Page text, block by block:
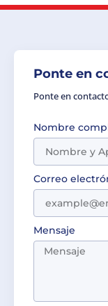
Ponte en
Ponte en
Nombre
Correo
Mensaje